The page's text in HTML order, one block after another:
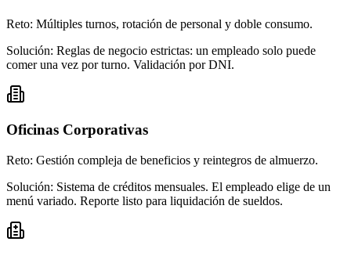
Reto: Múltiples turnos, rotación de personal y doble consumo.
Solución: Reglas de negocio estrictas: un empleado solo puede
comer una vez por turno. Validación por DNI.
Oficinas Corporativas
Reto: Gestión compleja de beneficios y reintegros de almuerzo.
Solución: Sistema de créditos mensuales. El empleado elige de un
menú variado. Reporte listo para liquidación de sueldos.